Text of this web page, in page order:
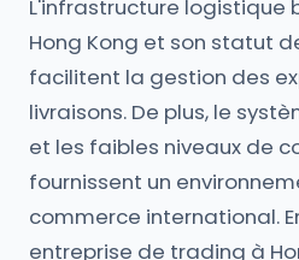
L'infrastructure logistique
Hong Kong et son statut
facilitent la gestion des
livraisons. De plus, le
et les faibles niveaux de
fournissent un
commerce international.
entreprise de trading à